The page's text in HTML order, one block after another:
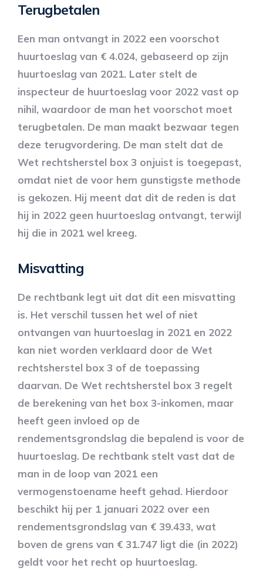
Terugbetalen
Een man ontvangt in 2022 een voorschot
huurtoeslag van € 4.024, gebaseerd op zijn
huurtoeslag van 2021. Later stelt de
inspecteur de huurtoeslag voor 2022 vast op
nihil, waardoor de man het voorschot moet
terugbetalen. De man maakt bezwaar tegen
deze terugvordering. De man stelt dat de
Wet rechtsherstel box 3 onjuist is toegepast,
omdat niet de voor hem gunstigste methode
is gekozen. Hij meent dat dit de reden is dat
hij in 2022 geen huurtoeslag ontvangt, terwijl
hij die in 2021 wel kreeg.
Misvatting
De rechtbank legt uit dat dit een misvatting
is. Het verschil tussen het wel of niet
ontvangen van huurtoeslag in 2021 en 2022
kan niet worden verklaard door de Wet
rechtsherstel box 3 of de toepassing
daarvan. De Wet rechtsherstel box 3 regelt
de berekening van het box 3-inkomen, maar
heeft geen invloed op de
rendementsgrondslag die bepalend is voor de
huurtoeslag. De rechtbank stelt vast dat de
man in de loop van 2021 een
vermogenstoename heeft gehad. Hierdoor
beschikt hij per 1 januari 2022 over een
rendementsgrondslag van € 39.433, wat
boven de grens van € 31.747 ligt die (in 2022)
geldt voor het recht op huurtoeslag.